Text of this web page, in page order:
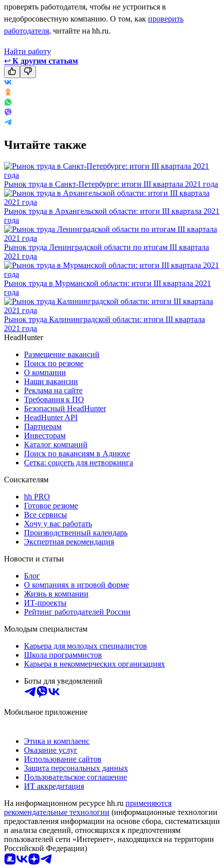
проверять работодателя, чтобы не устроиться в
недобросовестную компанию. О том, как проверить
работодателя, читайте на hh.ru.
Найти работу
↩ К другим статьям
Читайте также
Рынок труда в Санкт-Петербурге: итоги III квартала 2021 года
Рынок труда в Архангельской области: итоги III квартала 2021
года
Рынок труда Ленинградской области по итогам III квартала
2021 года
Рынок труда в Мурманской области: итоги III квартала 2021
года
Рынок труда Калининградской области: итоги III квартала
2021 года
HeadHunter
Размещение вакансий
Поиск по резюме
О компании
Наши вакансии
Реклама на сайте
Требования к ПО
Безопасный HeadHunter
HeadHunter API
Партнерам
Инвесторам
Каталог компаний
Поиск по вакансиям в Адиюхе
Сетка: соцсеть для нетворкинга
Соискателям
hh PRO
Готовое резюме
Все сервисы
Хочу у вас работать
Производственный календарь
Экспертная рекомендация
Новости и статьи
Блог
О компаниях в игровой форме
Жизнь в компании
ИТ-проекты
Рейтинг работодателей России
Молодым специалистам
Карьера для молодых специалистов
Школа программистов
Карьера в некоммерческих организациях
Боты для уведомлений
Мобильное приложение
Этика и комплаенс
Оказание услуг
Использование сайтов
Защита персональных данных
Пользовательское соглашение
ИТ аккредитация
На информационном ресурсе hh.ru применяются
рекомендательные технологии (информационные технологии
предоставления информации на основе сбора, систематизации
и анализа сведений, относящихся к предпочтениям
пользователей сети «Интернет», находящихся на территории
Российской Федерации)